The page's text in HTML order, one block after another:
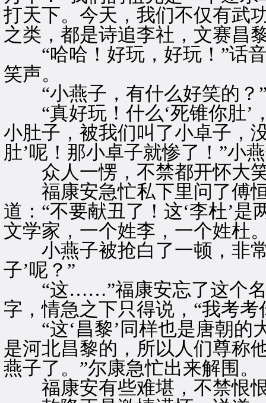
打天下。今天，我们不仅有武
之类，都是诗追李社，文赛昌
“哈哈！好玩，好玩！”话音
笑声。
“小燕子，有什么好笑的？
“真好玩！什么‘死锥你肚’
小肚子，被我们叫了小卓子，
肚’呢！那小卓子就惨了！”小
众人一愣，不禁都开怀大
福康安急忙私下里问了傅恒
道：“不要献丑了！这‘李杜’
文学家，一个姓李，一个姓杜
小燕子被抢白了一顿，非常
子’呢？”
“这……”福康安忘了这个名
字，情急之下只得说，“我考考
“这‘昌黎’同样也是唐朝的
是河北昌黎的，所以人们尊称
燕子了。”尔康急忙出来解围。
福康安有些难堪，不禁恨